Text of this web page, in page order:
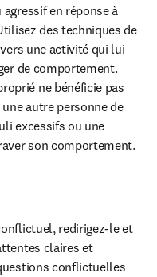
en réponse à
des techniques de
une activité qui lui
de comportement.
ne bénéficie pas
autre personne de
excessifs ou une
son comportement.
redirigez-le et
claires et
conflictuelles